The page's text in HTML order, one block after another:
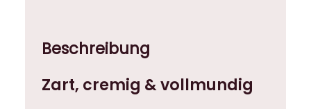
Beschreibung
Zart, cremig & vollmundig